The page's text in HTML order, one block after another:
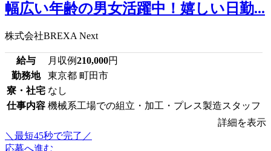
幅広い年齢の男女活躍中！嬉しい日勤...
株式会社BREXA Next
給与 月収例210,000円
勤務地
東京都 町田市
寮・社宅 なし
仕事内容 機械系工場での組立・加工・プレス製造スタッフ
詳細を表示
＼最短45秒で完了／
応募へ進む